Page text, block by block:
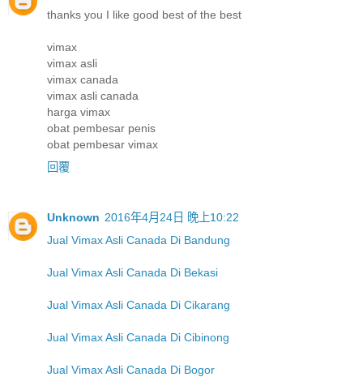
thanks you I like good best of the best
vimax
vimax asli
vimax canada
vimax asli canada
harga vimax
obat pembesar penis
obat pembesar vimax
回覆
Unknown 2016年4月24日 晚上10:22
Jual Vimax Asli Canada Di Bandung
Jual Vimax Asli Canada Di Bekasi
Jual Vimax Asli Canada Di Cikarang
Jual Vimax Asli Canada Di Cibinong
Jual Vimax Asli Canada Di Bogor